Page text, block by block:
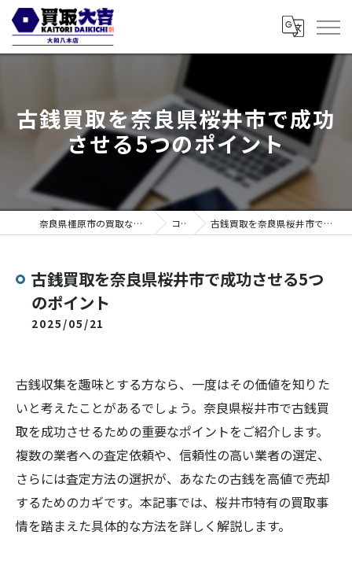
古銭買取を奈良県桜井市で成功
させる5つのポイント
奈良県橿原市の買取なら買取大吉 大和八木店 コラム 古銭買取を奈良県桜井市で成功させる5つのポイント
古銭買取を奈良県桜井市で成功させる5つ
のポイント
2025/05/21
古銭収集を趣味とする方なら、一度はその価値を知りた
いと考えたことがあるでしょう。奈良県桜井市で古銭買
取を成功させるための重要なポイントをご紹介します。
複数の業者への査定依頼や、信頼性の高い業者の選定、
さらには査定方法の選択が、あなたの古銭を高値で売却
するためのカギです。本記事では、桜井市特有の買取事
情を踏まえた具体的な方法を詳しく解説します。